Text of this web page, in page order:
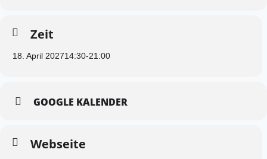
Zeit
18. April 202714:30-21:00
GOOGLE KALENDER
Webseite